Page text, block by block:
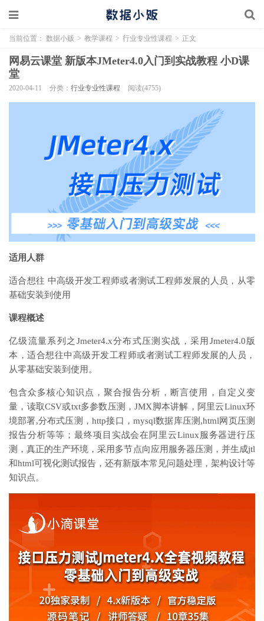
当前位置： 数据小贩 > 教学课程 > 行业专业性课程 > 正文
网易云课堂 新版本JMeter4.0入门到实战教程 小D课
堂
2020-04-11 分类： 行业专业性课程 阅读(4755)
适用人群
适合想往 中高级开发工程师或者测试工程师发展的人员，从零
基础安装到使用
课程概述
亿级流量系列之Jmeter4.x分布式压测实战，采用Jmeter4.0版
本，适合想往中高级开发工程师或者测试工程师发展的人员，
从零基础安装到使用。
包含众多核心知识点，聚合报告分析，断言使用，自定义变
量，读取CSV或txt多参数压测，JMX脚本讲解，阿里云Linux环
境部署,分布式压测，http接口，mysql数据库压测,html网页压测
报告分析等等；最终项目实战会在阿里云Linux服务器进行压
测，真正的生产环境，采用多节点向应用服务器压测，并生成jtl
和html可视化测试报告，还有新版本常见问题处理，架构设计等
知识点。